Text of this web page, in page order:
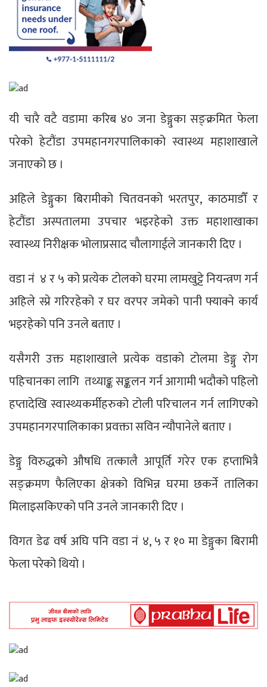
यी चारै वटै वडामा करिब ४० जना डेङ्गुका सङ्क्रमित फेला
परेको हेटौंडा उपमहानगरपालिकाको स्वास्थ्य महाशाखाले
जनाएको छ ।
अहिले डेङ्गुका बिरामीको चितवनको भरतपुर, काठमाडौँ र
हेटौंडा अस्पतालमा उपचार भइरहेको उक्त महाशाखाका
स्वास्थ्य निरीक्षक भोलाप्रसाद चौलागाईले जानकारी दिए ।
वडा नं ४ र ५ को प्रत्येक टोलको घरमा लामखुट्टे नियन्त्रण गर्न
अहिले स्प्रे गरिरहेको र घर वरपर जमेको पानी फ्याक्ने कार्य
भइरहेको पनि उनले बताए ।
यसैगरी उक्त महाशाखाले प्रत्येक वडाको टोलमा डेङ्गु रोग
पहिचानका लागि तथ्याङ्क सङ्कलन गर्न आगामी भदौको पहिलो
हप्तादेखि स्वास्थ्यकर्मीहरुको टोली परिचालन गर्न लागिएको
उपमहानगरपालिकाका प्रवक्ता सविन न्यौपानेले बताए ।
डेङ्गु विरुद्धको औषधि तत्कालै आपूर्ति गरेर एक हप्ताभित्रै
सङ्क्रमण फैलिएका क्षेत्रको विभिन्न घरमा छकर्ने तालिका
मिलाइसकिएको पनि उनले जानकारी दिए ।
विगत डेढ वर्ष अघि पनि वडा नं ४, ५ र १० मा डेङ्गुका बिरामी
फेला परेको थियो ।